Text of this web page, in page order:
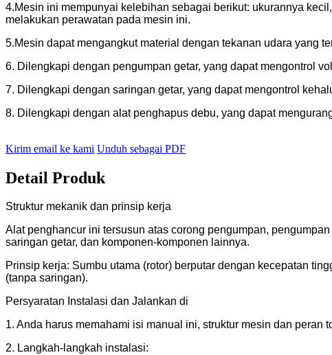
4.Mesin ini mempunyai kelebihan sebagai berikut: ukurannya
melakukan perawatan pada mesin ini.
5.Mesin dapat mengangkut material dengan tekanan udara yang
6. Dilengkapi dengan pengumpan getar, yang dapat mengontrol
7. Dilengkapi dengan saringan getar, yang dapat mengontrol
8. Dilengkapi dengan alat penghapus debu, yang dapat
Kirim email ke kami Unduh sebagai PDF
Detail Produk
Struktur mekanik dan prinsip kerja
Alat penghancur ini tersusun atas corong pengumpan,
saringan getar, dan komponen-komponen lainnya.
Prinsip kerja: Sumbu utama (rotor) berputar dengan kecepatan
(tanpa saringan).
Persyaratan Instalasi dan Jalankan di
1. Anda harus memahami isi manual ini, struktur mesin dan
2. Langkah-langkah instalasi: